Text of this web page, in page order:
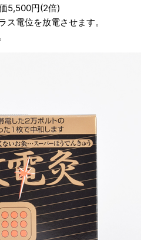
5,500円(2倍)
電位を放電させます。